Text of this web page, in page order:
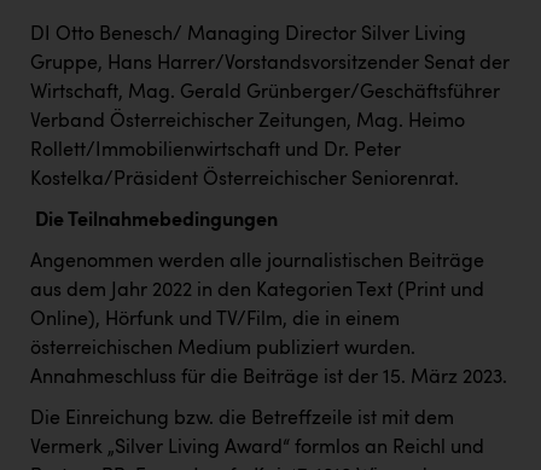
Dopgas
kunden basics
kontakt
DI Otto Benesch/ Managing Director Silver Living
Gruppe, Hans Harrer/Vorstandsvorsitzender Senat der
Wirtschaft, Mag. Gerald Grünberger/Geschäftsführer
Verband Österreichischer Zeitungen, Mag. Heimo
Rollett/Immobilienwirtschaft und Dr. Peter
Kostelka/Präsident Österreichischer Seniorenrat.
Die Teilnahmebedingungen
Angenommen werden alle journalistischen Beiträge
aus dem Jahr 2022 in den Kategorien Text (Print und
Online), Hörfunk und TV/Film, die in einem
österreichischen Medium publiziert wurden.
Annahmeschluss für die Beiträge ist der 15. März 2023.
Die Einreichung bzw. die Betreffzeile ist mit dem
Vermerk „Silver Living Award“ formlos an Reichl und